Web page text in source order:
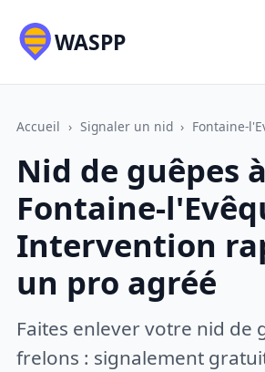
WASPP
Accueil › Signaler un nid › Fontaine-
Nid de guêpes à
Fontaine-
Intervention
un pro agréé
Faites enlever votre nid de
frelons : signalement